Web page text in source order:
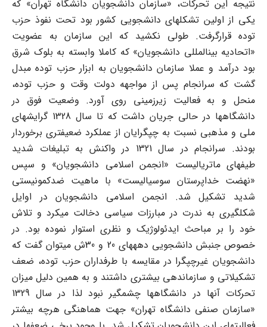
نتیجه این تحرکات، «سازمان دانشجویان دانشگاه تهران» که
یکی از اولین تشکلهای دانشجویی کشور بود تحت نفوذ حزب
توده قرارگرفت. طولی نکشید که این سازمان به عضویت
«اتحادیه بین‏المللی دانشجویان» که کاملا وابسته به بلوک شرق
بود درآمد و عملا سازمان دانشجویان به ابزار حزب توده مبدل
گشت که سرانجام پس از مواجهه دولت وقت و حزب توده،
منحل و به فعالیت زیرزمینی روی آورد. وضعیت فوق در
دانشگاه‎ها در حالی جریان داشت که تا سال 1328 گرایشهای
ملی و مذهبی نسبت به چپگرایان از عملکرد ضعیف‏تری برخوردار
بودند. سرانجام در سال 1321 در واکنش به تبلیغات شدید
طیفهای ماتریالیست «انجمن اسلامی دانشجویان» و سپس
«نهضت خداپرستان سوسیالیست» با ماهیت ضدکمونیستی
شدید تشکیل شد. انجمن اسلامی دانشجویان در اوایل
شکل‏گیری به ندرت در مبارزات سیاسی دخالت می‏کرد و تلاش
خود را بر مباحث ایدئولوژیک و نظری استوار نموده بود. در
خصوص جنبش دانشجویی دهه‏های 20 و 30ش می‏توان گفت که
دانشجویان غیرچپگرا در مقایسه با طرفداران حزب توده، ضعف
تشکیلاتی و سازماندهی بیشتری داشتند و به همین دلیل میزان
تحرکات آنها در دانشگاه‏ها چشمگیر نبود لذا در سال 1329
«سازمان صنفی دانشگاه تهران» جهت هماهنگی هرچه بیشتر